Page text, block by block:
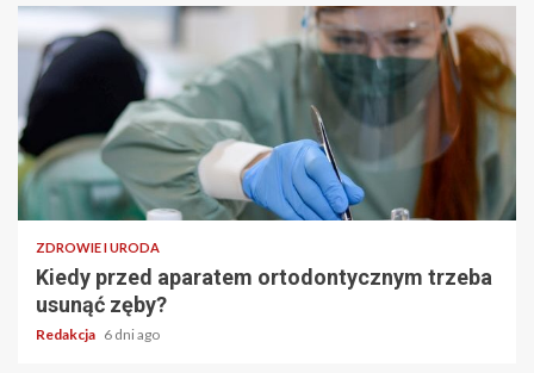
ZDROWIE I URODA
Kiedy przed aparatem ortodontycznym trzeba
usunąć zęby?
Redakcja 6 dni ago